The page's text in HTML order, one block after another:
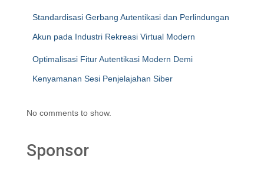
Standardisasi Gerbang Autentikasi dan Perlindungan
Akun pada Industri Rekreasi Virtual Modern
Optimalisasi Fitur Autentikasi Modern Demi
Kenyamanan Sesi Penjelajahan Siber
No comments to show.
Sponsor